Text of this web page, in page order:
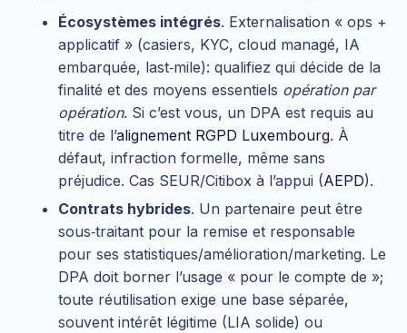
Écosystèmes intégrés. Externalisation « ops +
applicatif » (casiers, KYC, cloud managé, IA
embarquée, last‑mile): qualifiez qui décide de la
finalité et des moyens essentiels opération par
opération. Si c’est vous, un DPA est requis au
titre de l’alignement RGPD Luxembourg. À
défaut, infraction formelle, même sans
préjudice. Cas SEUR/Citibox à l’appui (AEPD).
Contrats hybrides. Un partenaire peut être
sous‑traitant pour la remise et responsable
pour ses statistiques/amélioration/marketing. Le
DPA doit borner l’usage « pour le compte de »;
toute réutilisation exige une base séparée,
souvent intérêt légitime (LIA solide) ou